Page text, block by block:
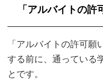
「アルバイトの許
「アルバイトの許可
する前に、通っている
とです。